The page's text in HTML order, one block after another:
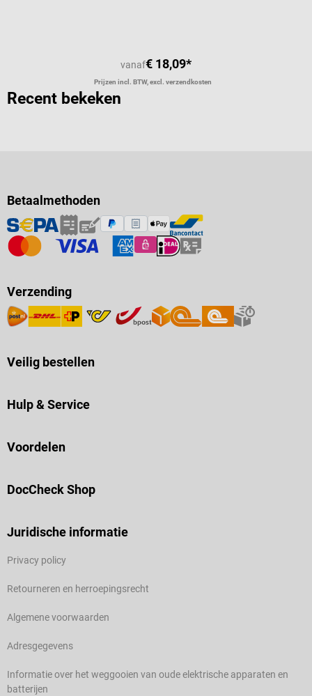
vanaf€ 18,09*
Prijzen incl. BTW, excl. verzendkosten
Recent bekeken
Betaalmethoden
Verzending
Veilig bestellen
Hulp & Service
Voordelen
DocCheck Shop
Juridische informatie
Privacy policy
Retourneren en herroepingsrecht
Algemene voorwaarden
Adresgegevens
Informatie over het weggooien van oude elektrische apparaten en
batterijen